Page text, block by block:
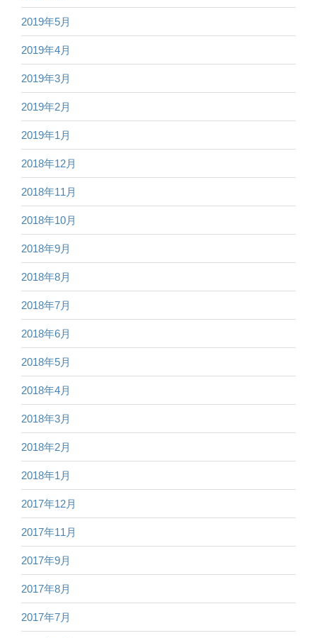
2019年5月
2019年4月
2019年3月
2019年2月
2019年1月
2018年12月
2018年11月
2018年10月
2018年9月
2018年8月
2018年7月
2018年6月
2018年5月
2018年4月
2018年3月
2018年2月
2018年1月
2017年12月
2017年11月
2017年9月
2017年8月
2017年7月